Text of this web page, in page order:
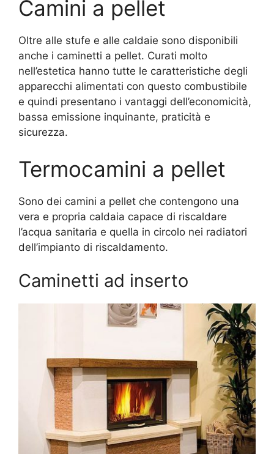
Camini a pellet
Oltre alle stufe e alle caldaie sono disponibili
anche i caminetti a pellet. Curati molto
nell’estetica hanno tutte le caratteristiche degli
apparecchi alimentati con questo combustibile
e quindi presentano i vantaggi dell’economicità,
bassa emissione inquinante, praticità e
sicurezza.
Termocamini a pellet
Sono dei camini a pellet che contengono una
vera e propria caldaia capace di riscaldare
l’acqua sanitaria e quella in circolo nei radiatori
dell’impianto di riscaldamento.
Caminetti ad inserto